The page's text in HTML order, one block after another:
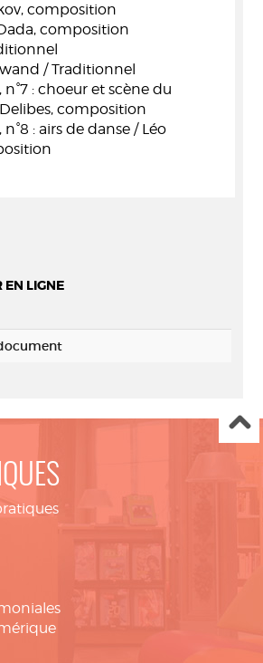
composition
composition
/ Traditionnel
n°7 : choeur et scène du
composition
n°8 : airs de danse / Léo
EN LIGNE